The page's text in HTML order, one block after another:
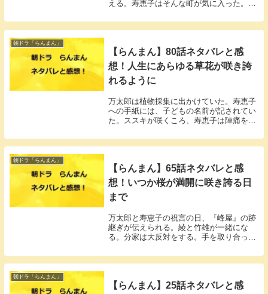
える。寿恵子はそんな町が気に入った。店
朝ドラ「らんまん」
【らんまん】80話ネタバレと感
想！人生にあらゆる草花が咲き誇
れるように
万太郎は植物採集に出かけていた。寿恵子
への手紙には、子どもの名前が記されてい
た。ススキが咲くころ、寿恵子は陣痛を起
朝ドラ「らんまん」
【らんまん】65話ネタバレと感
想！いつか桜が満開に咲き誇る日
まで
万太郎と寿恵子の祝言の日、『峰屋』の跡
継ぎが伝えられる。綾と竹雄が一緒にな
る。分家は大反対をする。手を取り合って
朝ドラ「らんまん」
【らんまん】25話ネタバレと感